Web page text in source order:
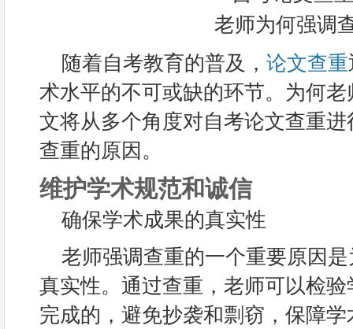
随着自考教育的普及， 论文查重
术水平的不可或缺的环节。为何
文将从多个角度对自考论文查重
查重的原因。
维护学术规范和诚信
确保学术成果的真实性
老师强调查重的一个重要原因
真实性。通过查重，老师可以检
完成的，避免抄袭和剽窃，保障